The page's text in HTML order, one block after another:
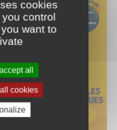
cookies
control
want to
all
cookies